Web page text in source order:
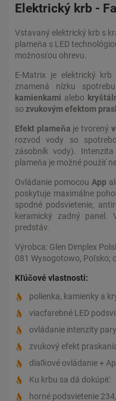
Elektrický krb -
Vstavaný elektrický krb s
plameňa s LED
možnosťou ohrevu.
E-Matrix je elektrický
znamená nízku
kamienkami alebo
so zvukovým efektom
Efekt plameňa je tvorený
rozvod vody so
zásobník vody).
plameňa je možné použiť
Ovládanie pomocouApp
poskytuje maximálne
spodné podsvietenie,
keramický zadný panel.
predstáv.
Výrobca: Glen Dimplex
081 Wysogotowo, Poľsko;
Kľúčové vlastnosti:
polienka, kamienky a
viacfarebné LED
ovládanie intenzity pary
zvukový efekt
diaľkové ovládanie +
Ku krbu sa dá dokúpiť:
horné podsvietenie